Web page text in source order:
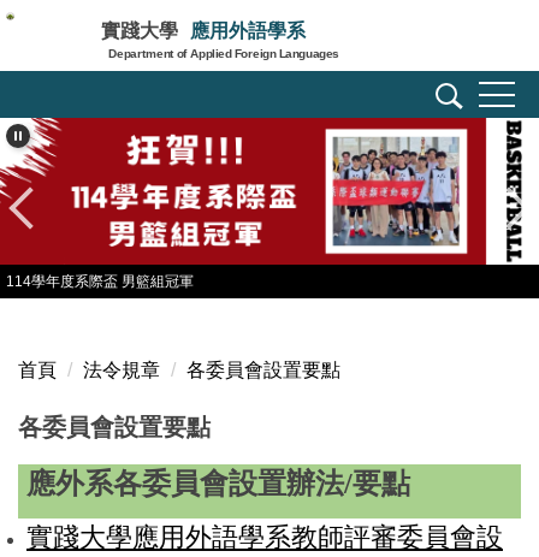
跳
主
內
容
區
實踐大學 應用外語學系
Department of Applied Foreign Languages
114學年度系際盃 男籃組冠軍
首頁 法令規章 各委員會設置要點
各委員會設置要點
應外系各委員會設置辦法/要點
實踐大學應用外語學系教師評審委員會設